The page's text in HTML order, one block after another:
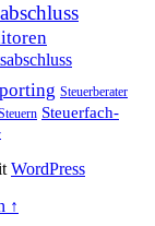
Steuerberater
Steuer­fach­
WordPress
↑